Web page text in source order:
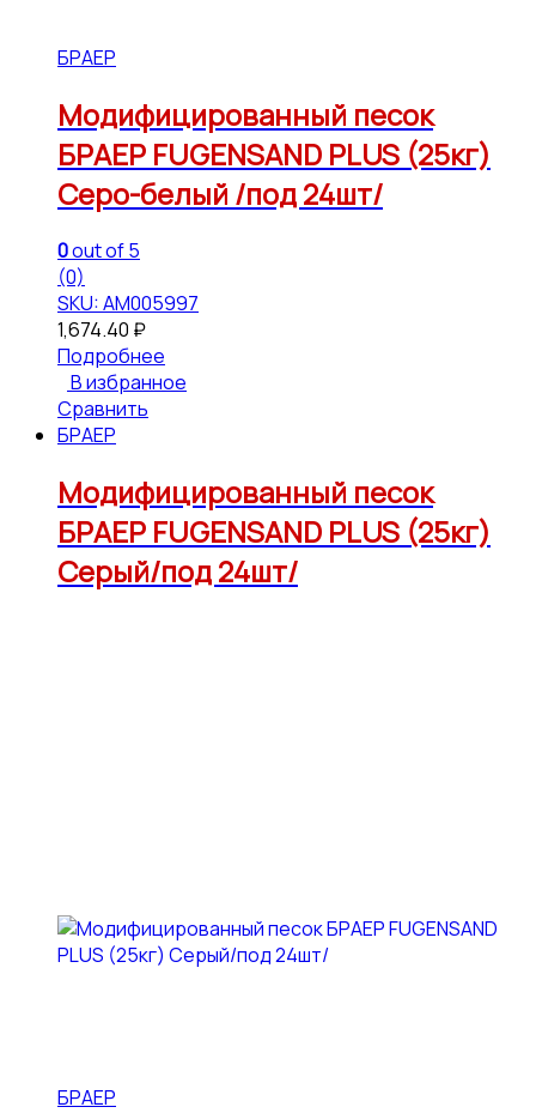
БРАЕР
Модифицированный песок
БРАЕР FUGENSAND PLUS (25кг)
Серо-белый /под 24шт/
0out of 5
(0)
SKU: АМ005997
1,674.40 ₽
Подробнее
В избранное
Сравнить
БРАЕР
Модифицированный песок
БРАЕР FUGENSAND PLUS (25кг)
Серый/под 24шт/
БРАЕР